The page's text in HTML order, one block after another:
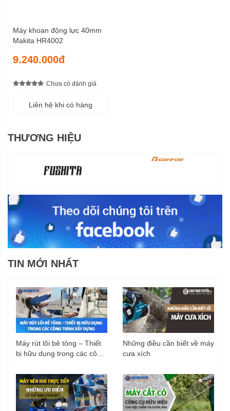
Máy khoan động lực 40mm
Makita HR4002
9.240.000đ
Chưa có đánh giá
Liên hệ khi có hàng
THƯƠNG HIỆU
TIN MỚI NHẤT
Máy rút lõi bê tông – Thiết
bị hữu dụng trong các công
Những điều cần biết về máy
cưa xích